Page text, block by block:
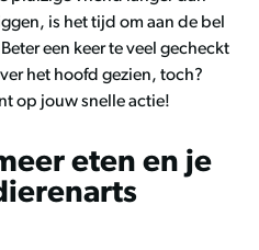
is het tijd om aan de bel
een keer te veel gecheckt
het hoofd gezien, toch?
op jouw snelle actie!
eten en je